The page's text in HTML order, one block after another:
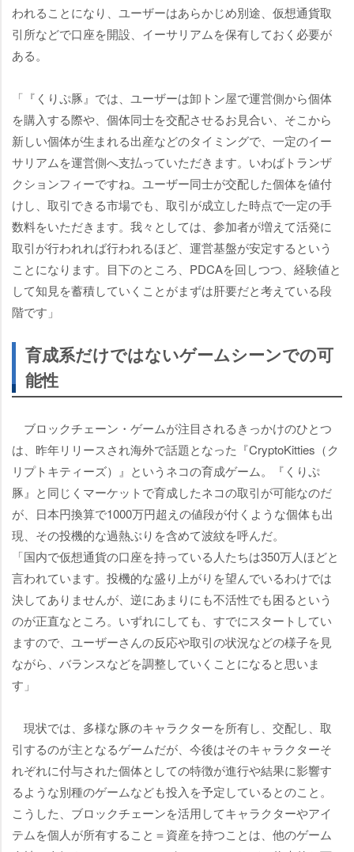
われることになり、ユーザーはあらかじめ別途、仮想通貨取
引所などで口座を開設、イーサリアムを保有しておく必要が
ある。
「『くりぷ豚』では、ユーザーは卸トン屋で運営側から個体
を購入する際や、個体同士を交配させるお見合い、そこから
新しい個体が生まれる出産などのタイミングで、一定のイー
サリアムを運営側へ支払っていただきます。いわばトランザ
クションフィーですね。ユーザー同士が交配した個体を値付
けし、取引できる市場でも、取引が成立した時点で一定の手
数料をいただきます。我々としては、参加者が増えて活発に
取引が行われれば行われるほど、運営基盤が安定するという
ことになります。目下のところ、PDCAを回しつつ、経験値と
して知見を蓄積していくことがまずは肝要だと考えている段
階です」
育成系だけではないゲームシーンでの可
能性
ブロックチェーン・ゲームが注目されるきっかけのひとつ
は、昨年リリースされ海外で話題となった『CryptoKitties（ク
リプトキティーズ）』というネコの育成ゲーム。『くりぷ
豚』と同じくマーケットで育成したネコの取引が可能なのだ
が、日本円換算で1000万円超えの値段が付くような個体も出
現、その投機的な過熱ぶりを含めて波紋を呼んだ。
「国内で仮想通貨の口座を持っている人たちは350万人ほどと
言われています。投機的な盛り上がりを望んでいるわけでは
決してありませんが、逆にあまりにも不活性でも困るという
のが正直なところ。いずれにしても、すでにスタートしてい
ますので、ユーザーさんの反応や取引の状況などの様子を見
ながら、バランスなどを調整していくことになると思いま
す」
現状では、多様な豚のキャラクターを所有し、交配し、取
引するのが主となるゲームだが、今後はそのキャラクターそ
れぞれに付与された個体としての特徴が進行や結果に影響す
るような別種のゲームなども投入を予定しているとのこと。
こうした、ブロックチェーンを活用してキャラクターやアイ
テムを個人が所有すること＝資産を持つことは、他のゲーム